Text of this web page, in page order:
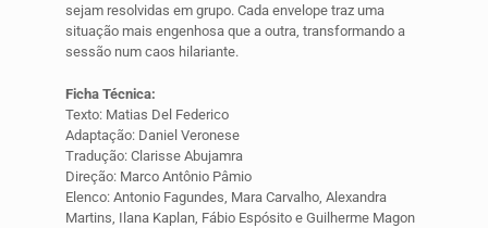
sejam resolvidas em grupo. Cada envelope traz uma
situação mais engenhosa que a outra, transformando a
sessão num caos hilariante.
Ficha Técnica:
Texto: Matias Del Federico
Adaptação: Daniel Veronese
Tradução: Clarisse Abujamra
Direção: Marco Antônio Pâmio
Elenco: Antonio Fagundes, Mara Carvalho, Alexandra
Martins, Ilana Kaplan, Fábio Espósito e Guilherme Magon